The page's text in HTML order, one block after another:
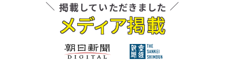
掲載していただきました
メディア掲載